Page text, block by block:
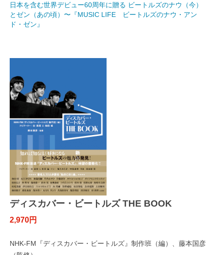
日本を含む世界デビュー60周年に贈る ビートルズのナウ（今）
とゼン（あの頃）〜『MUSIC LIFE ビートルズのナウ・アン
ド・ゼン』
ディスカバー・ビートルズ THE BOOK
2,970円
NHK-FM『ディスカバー・ビートルズ』制作班（編）、藤本国彦